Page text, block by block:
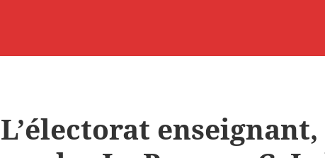
L’électorat